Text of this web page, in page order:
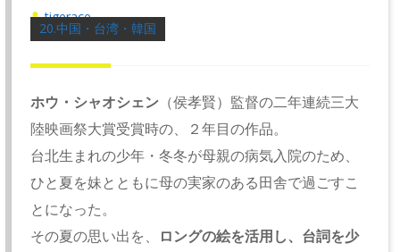
20.中国・台湾・韓国
tigerace
ホウ・シャオシェン （侯孝賢）監督の二年連続三大
陸映画祭大賞受賞時の、２年目の作品。
台北生まれの少年・冬冬が母親の病気入院のため、
ひと夏を妹とともに母の実家のある田舎で過ごすこ
とになった。
その夏の思い出を、
ロングの絵を活用し、台詞を少